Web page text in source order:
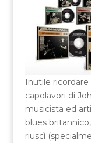
Inutile ricordare
capolavori di
musicista ed
blues
riuscì